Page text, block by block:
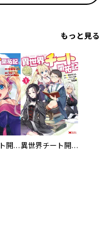
もっと見る
異世界チート開拓記（コミック） 分冊版 異世界チート開拓記（コミック）